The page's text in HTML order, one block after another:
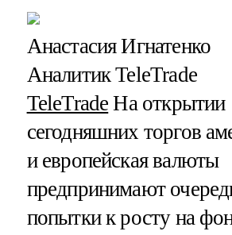
Анастасия Игнатенко
Аналитик TeleTrade
TeleTrade На открытии
сегодняшних торгов
и европейская валюты
предпринимают
попытки к росту на